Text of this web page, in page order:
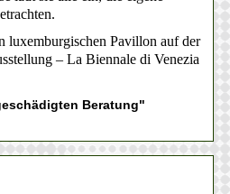
Pavillon auf der
– La Biennale di Venezia
Beratung"